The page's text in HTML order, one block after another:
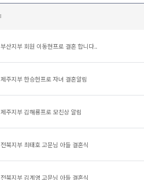
부산지부 회원 이동현프로 결혼 합니다..
제주지부 한승헌프로 자녀 결혼알림
제주지부 김해룡프로 모친상 알림
전북지부 최태호 고문님 아들 결혼식
전북지부 김계영 고문님 아들 결혼식